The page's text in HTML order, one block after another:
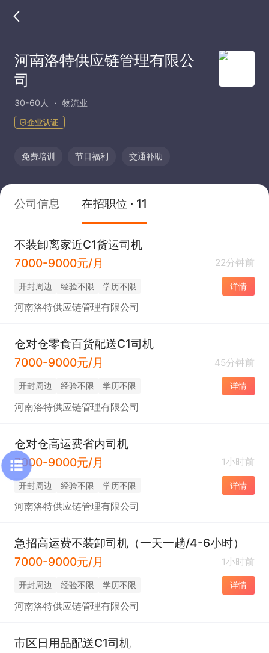
河南洛特供应链管理有限公
司
30-60人 物流业
企业认证
免费培训 节日福利 交通补助
公司信息 在招职位 · 11
不装卸离家近C1货运司机
7000-9000元/月
22分钟前
开封周边 经验不限 学历不限 详情
河南洛特供应链管理有限公司
仓对仓零食百货配送C1司机
7000-9000元/月
45分钟前
开封周边 经验不限 学历不限 详情
河南洛特供应链管理有限公司
仓对仓高运费省内司机
7000-9000元/月
1小时前
开封周边 经验不限 学历不限 详情
河南洛特供应链管理有限公司
急招高运费不装卸司机（一天一趟/4-6小时）
7000-9000元/月
1小时前
开封周边 经验不限 学历不限 详情
河南洛特供应链管理有限公司
市区日用品配送C1司机